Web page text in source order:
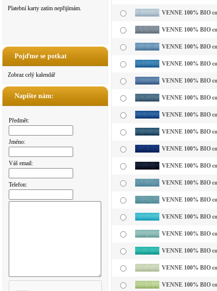
Platební karty zatím nepřijímám.
Pojďme se potkat
Zobraz celý kalendář
Napište nám:
Předmět:
Jméno:
Váš email:
Telefon:
VENNE 100% BIO
VENNE 100% BIO
VENNE 100% BIO
VENNE 100% BIO
VENNE 100% BIO
VENNE 100% BIO
VENNE 100% BIO
VENNE 100% BIO
VENNE 100% BIO
VENNE 100% BIO
VENNE 100% BIO
VENNE 100% BIO
VENNE 100% BIO
VENNE 100% BIO
VENNE 100% BIO
VENNE 100% BIO
VENNE 100% BIO